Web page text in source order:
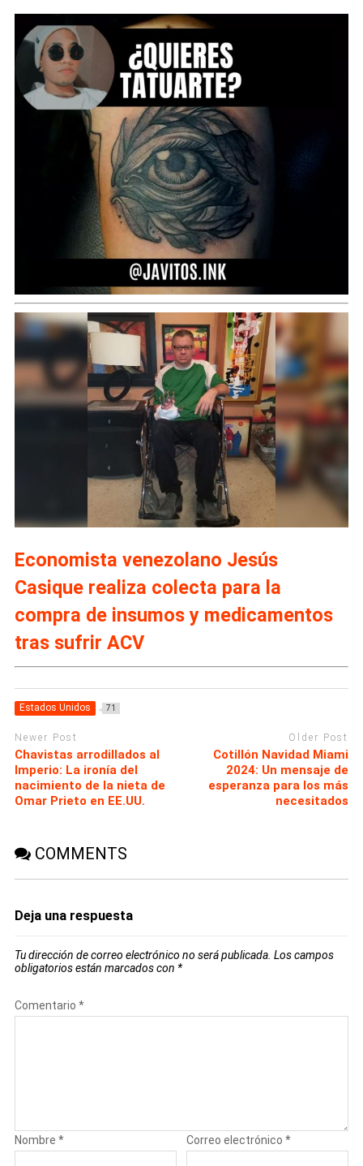
Economista venezolano Jesús
Casique realiza colecta para la
compra de insumos y medicamentos
tras sufrir ACV
Estados Unidos 71
Newer Post
Chavistas arrodillados al
Imperio: La ironía del
nacimiento de la nieta de
Omar Prieto en EE.UU.
Older Post
Cotillón Navidad Miami
2024: Un mensaje de
esperanza para los más
necesitados
COMMENTS
Deja una respuesta
Tu dirección de correo electrónico no será publicada. Los campos
obligatorios están marcados con *
Comentario *
Nombre * Correo electrónico*